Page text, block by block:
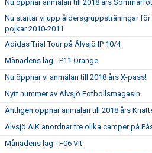
Nu öppnar anmälan till 2018 års
Nu startar vi upp åldersgruppsträningar
pojkar 2010-2011
Adidas Trial Tour på Älvsjö IP 10/4
Månadens lag - P11 Orange
Nu öppnar vi anmälan till 2018 års X-pass!
Nytt nummer av Älvsjö Fotbollsmagasin
Äntligen öppnar anmälan till 2018 års
Älvsjö AIK anordnar tre olika camper på
Månadens lag - F06 Vit